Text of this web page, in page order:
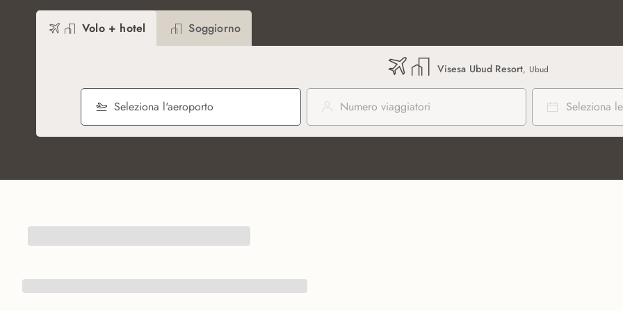
Volo + hotel Soggiorno
Visesa Ubud Resort, Ubud
Seleziona l'aeroporto Numero viaggiatori Seleziona